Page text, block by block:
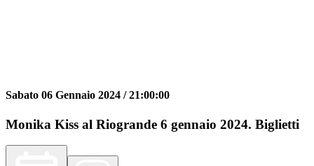
Sabato 06 Gennaio 2024 /21:00:00
Monika Kiss al Riogrande 6 gennaio 2024. Biglietti